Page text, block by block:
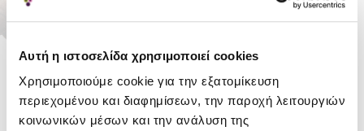
Αυτή η ιστοσελίδα χρησιμοποιεί cookies
Χρησιμοποιούμε cookie για την εξατομίκευση
περιεχομένου και διαφημίσεων, την παροχή λειτουργιών
κοινωνικών μέσων και την ανάλυση της
DETAILS
Style
Still Dry
Type
P.G.I. Meteora